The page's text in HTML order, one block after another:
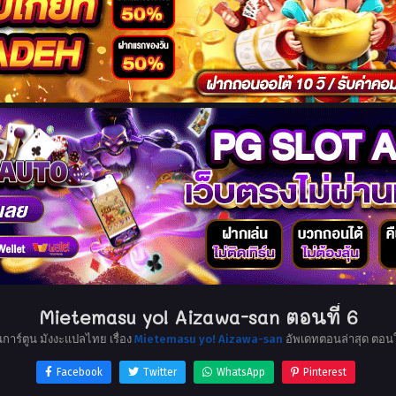
Mietemasu yo! Aizawa-san ตอนที่ 6
าร์ตูน มังงะแปลไทย เรื่อง Mietemasu yo! Aizawa-san อัพเดทตอนล่าสุด ตอ
Facebook Twitter WhatsApp Pinterest